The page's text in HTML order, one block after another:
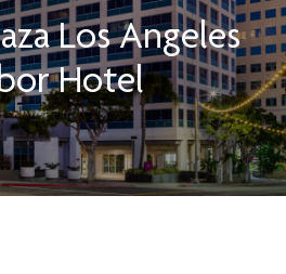
Los Angeles
Hotel